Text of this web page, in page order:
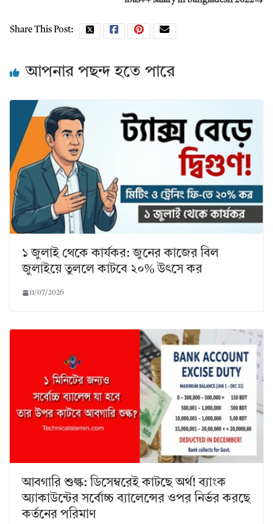
Share This Post:
আপনার পছন্দ হতে পারে
১ জুলাই থেকে কার্যকর: জুনের কাজের বিল
জুলাইয়ে তুললে কাটবে ২০% উৎসে কর
11/07/2026
আবগারি শুল্ক: ডিসেম্বরেই কাটছে অর্থ! ব্যাংক
অ্যাকাউন্টের সর্বোচ্চ ব্যালেন্সের ওপর নির্ভর করছে
কর্তনের পরিমাণ